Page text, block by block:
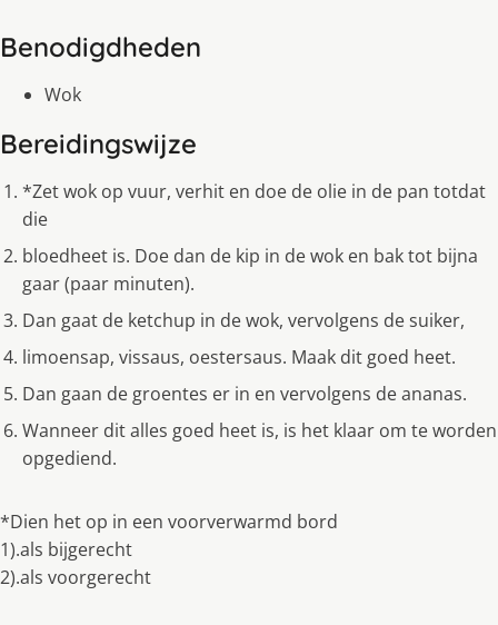
Benodigdheden
Wok
Bereidingswijze
*Zet wok op vuur, verhit en doe de olie in de pan totdat
die
bloedheet is. Doe dan de kip in de wok en bak tot bijna
gaar (paar minuten).
Dan gaat de ketchup in de wok, vervolgens de suiker,
limoensap, vissaus, oestersaus. Maak dit goed heet.
Dan gaan de groentes er in en vervolgens de ananas.
Wanneer dit alles goed heet is, is het klaar om te worden
opgediend.
*Dien het op in een voorverwarmd bord
1).als bijgerecht
2).als voorgerecht